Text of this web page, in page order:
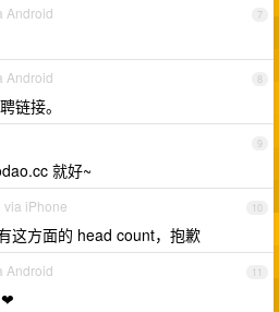
7
Android
8
Android
链接。
9
就好~
10
via iPhone
这方面的 head count，抱歉
11
Android
❤